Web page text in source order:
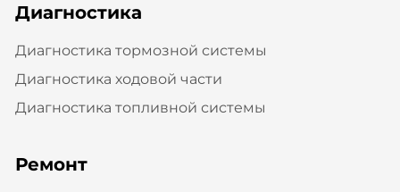
Диагностика
Диагностика тормозной системы
Диагностика ходовой части
Диагностика топливной системы
Ремонт